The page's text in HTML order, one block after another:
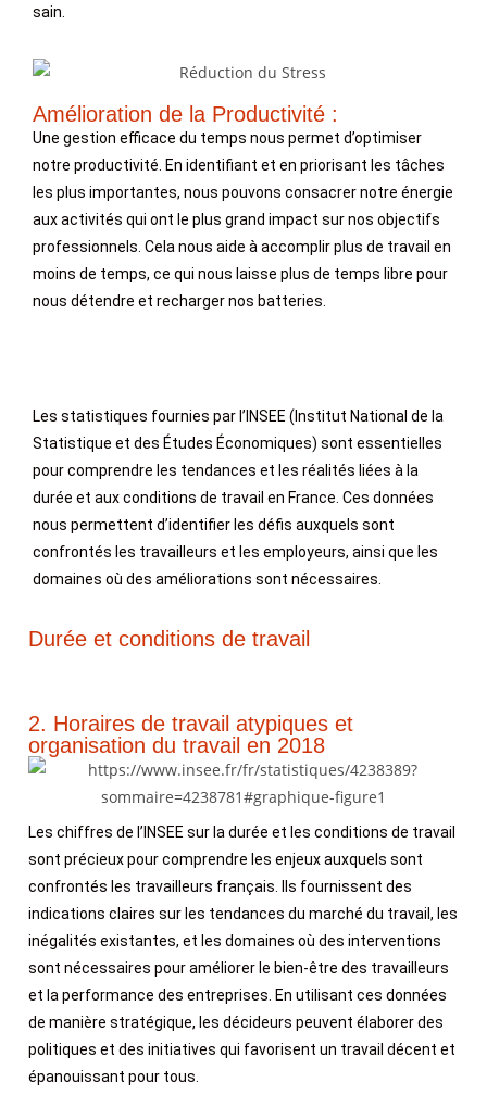
sain.
Amélioration de la Productivité :
Une gestion efficace du temps nous permet d’optimiser
notre productivité. En identifiant et en priorisant les tâches
les plus importantes, nous pouvons consacrer notre énergie
aux activités qui ont le plus grand impact sur nos objectifs
professionnels. Cela nous aide à accomplir plus de travail en
moins de temps, ce qui nous laisse plus de temps libre pour
nous détendre et recharger nos batteries.
Les statistiques fournies par l’INSEE (Institut National de la
Statistique et des Études Économiques) sont essentielles
pour comprendre les tendances et les réalités liées à la
durée et aux conditions de travail en France. Ces données
nous permettent d’identifier les défis auxquels sont
confrontés les travailleurs et les employeurs, ainsi que les
domaines où des améliorations sont nécessaires.
Durée et conditions de travail
2. Horaires de travail atypiques et
organisation du travail en 2018
Les chiffres de l’INSEE sur la durée et les conditions de travail
sont précieux pour comprendre les enjeux auxquels sont
confrontés les travailleurs français. Ils fournissent des
indications claires sur les tendances du marché du travail, les
inégalités existantes, et les domaines où des interventions
sont nécessaires pour améliorer le bien-être des travailleurs
et la performance des entreprises. En utilisant ces données
de manière stratégique, les décideurs peuvent élaborer des
politiques et des initiatives qui favorisent un travail décent et
épanouissant pour tous.